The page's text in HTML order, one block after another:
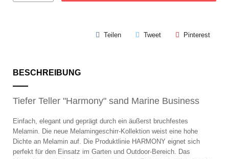
Teilen Tweet Pinterest
BESCHREIBUNG
Tiefer Teller "Harmony" sand Marine Business
Einfach, elegant und geprägt durch ein äußerst bruchfestes
Melamin. Die neue Melamingeschirr-Kollektion weist eine hohe
Dichte an Melamin auf. Die Produktlinie HARMONY eignet sich
perfekt für den Einsatz im Garten und Outdoor-Bereich. Das